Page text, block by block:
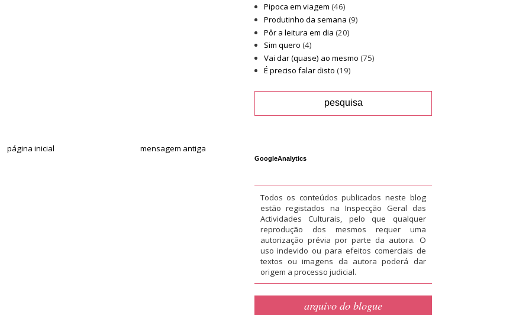
mensagem antiga
página inicial
Pipoca em viagem (46)
Produtinho da semana (9)
Pôr a leitura em dia (20)
Sim quero (4)
Vai dar (quase) ao mesmo (75)
É preciso falar disto (19)
GoogleAnalytics
Todos os conteúdos publicados neste blog
estão registados na Inspecção Geral das
Actividades Culturais, pelo que qualquer
reprodução dos mesmos requer uma
autorização prévia por parte da autora. O
uso indevido ou para efeitos comerciais de
textos ou imagens da autora poderá dar
origem a processo judicial.
arquivo do blogue